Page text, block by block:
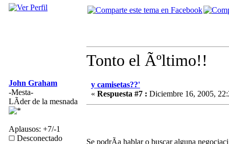
Tonto el Ãºltimo!!
John Graham
-Mesta-
LÃ­der de la mesnada
Aplausos: +7/-1
Desconectado
y camisetas??'
« Respuesta #7 : Diciembre 16, 2005,
Se podrÃ­a hablar o buscar alguna